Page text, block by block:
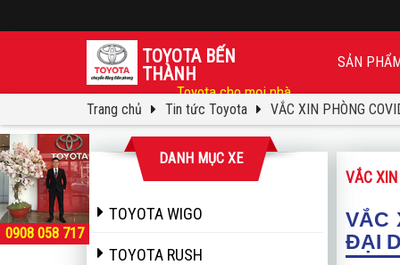
TOYOTA BẾN
THÀNH
Toyota cho mọi nhà
SẢN
Trang chủ Tin tức Toyota VẮC XIN PHÒNG
DANH MỤC XE
TOYOTA WIGO
TOYOTA RUSH
VẮC
VẮC
ĐẠI
0908 058 717